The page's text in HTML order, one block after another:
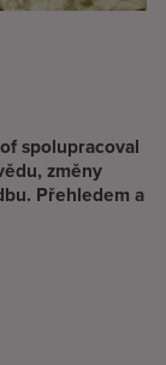
spolupracoval
změny
Přehledem a